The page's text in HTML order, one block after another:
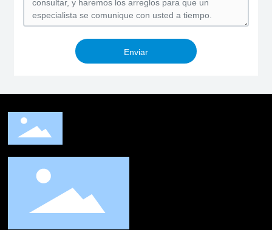
Enviar